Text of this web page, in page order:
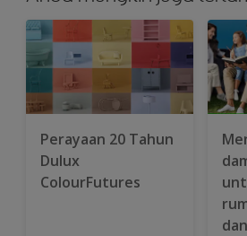
Perayaan 20 Tahun
Dulux
ColourFutures